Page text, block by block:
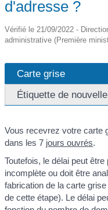
d'adresse ?
Vérifié le 21/09/2022 -
administrative (Première
Carte grise
Étiquette de
Vous recevrez votre carte
dans les 7 jours ouvrés.
Toutefois, le délai peut
incomplète ou doit être
fabrication de la carte
de cette étape). Le délai